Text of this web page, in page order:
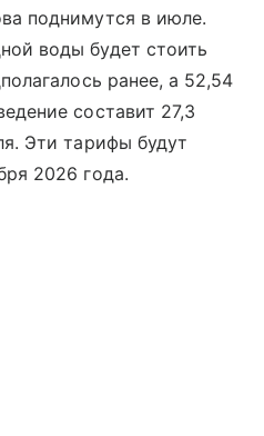
поднимутся в июле.
воды будет стоить
ранее, а 52,54
составит 27,3
Эти тарифы будут
2026 года.